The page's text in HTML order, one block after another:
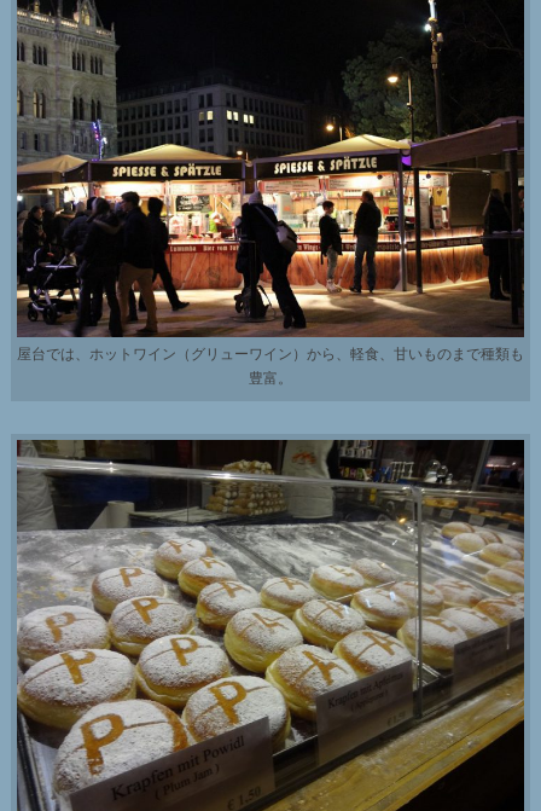
屋台では、ホットワイン（グリューワイン）から、軽食、甘いものまで種類も
豊富。